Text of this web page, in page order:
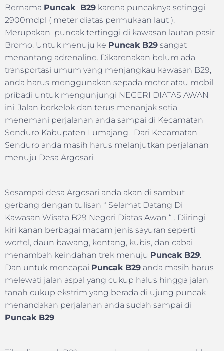
Bernama Puncak B29 karena puncaknya setinggi
2900mdpl ( meter diatas permukaan laut ).
Merupakan puncak tertinggi di kawasan lautan pasir
Bromo. Untuk menuju ke Puncak B29 sangat
menantang adrenaline. Dikarenakan belum ada
transportasi umum yang menjangkau kawasan B29,
anda harus menggunakan sepada motor atau mobil
pribadi untuk mengunjungi NEGERI DIATAS AWAN
ini. Jalan berkelok dan terus menanjak setia
menemani perjalanan anda sampai di Kecamatan
Senduro Kabupaten Lumajang. Dari Kecamatan
Senduro anda masih harus melanjutkan perjalanan
menuju Desa Argosari.
Sesampai desa Argosari anda akan di sambut
gerbang dengan tulisan “ Selamat Datang Di
Kawasan Wisata B29 Negeri Diatas Awan “ . Diiringi
kiri kanan berbagai macam jenis sayuran seperti
wortel, daun bawang, kentang, kubis, dan cabai
menambah keindahan trek menuju Puncak B29.
Dan untuk mencapai Puncak B29 anda masih harus
melewati jalan aspal yang cukup halus hingga jalan
tanah cukup ekstrim yang berada di ujung puncak
menandakan perjalanan anda sudah sampai di
Puncak B29.